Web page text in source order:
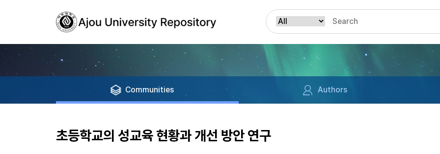
Communities Authors
초등학교의 성교육 현황과 개선 방안 연구